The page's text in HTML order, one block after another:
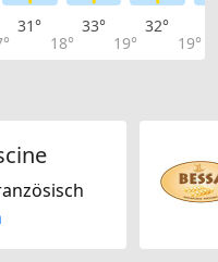
31°
18°
33°
19°
32°
19°